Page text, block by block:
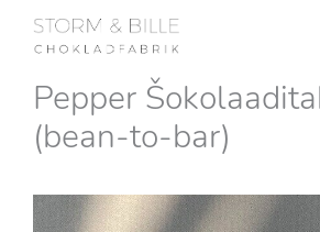
Pepper
(bean-to-bar)